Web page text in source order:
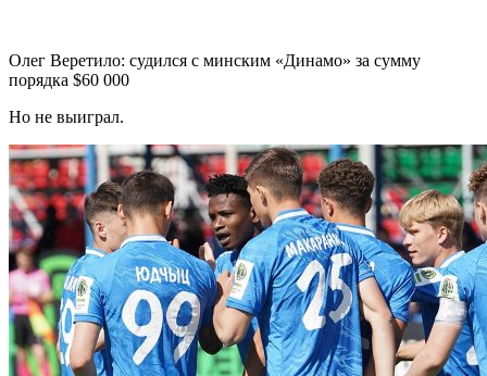
Олег Веретило: судился с минским «Динамо» за сумму
порядка $60 000
Но не выиграл.